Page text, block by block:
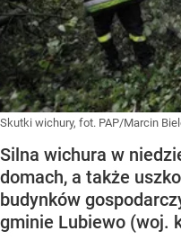
Skutki wichury, fot. PAP/Marcin
Silna wichura w
domach, a także
budynków
gminie Lubiewo (woj.